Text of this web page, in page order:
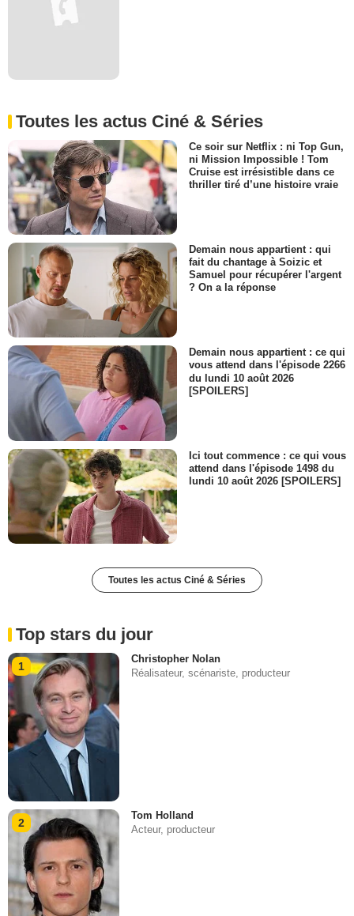
Toutes les actus Ciné & Séries
Ce soir sur Netflix : ni Top Gun,
ni Mission Impossible ! Tom
Cruise est irrésistible dans ce
thriller tiré d’une histoire vraie
Demain nous appartient : qui
fait du chantage à Soizic et
Samuel pour récupérer l'argent
? On a la réponse
Demain nous appartient : ce qui
vous attend dans l'épisode 2266
du lundi 10 août 2026
[SPOILERS]
Ici tout commence : ce qui vous
attend dans l'épisode 1498 du
lundi 10 août 2026 [SPOILERS]
Toutes les actus Ciné & Séries
Top stars du jour
1
Christopher Nolan
Réalisateur, scénariste, producteur
2
Tom Holland
Acteur, producteur